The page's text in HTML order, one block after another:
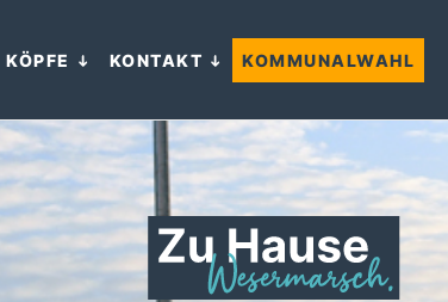
KÖPFE KONTAKT KOMMUNALWAHL